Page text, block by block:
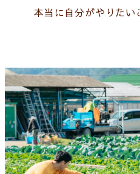
本当に自分がやりたい